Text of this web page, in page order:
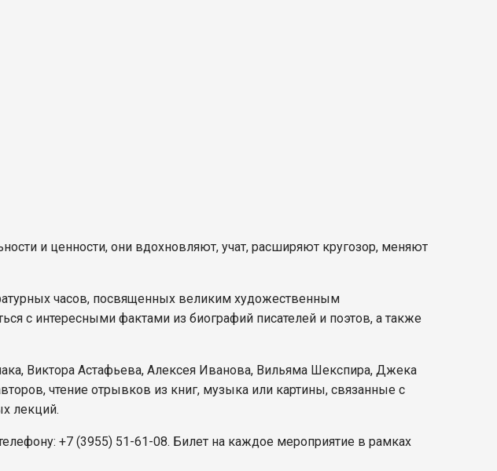
и ценности, они вдохновляют, учат, расширяют кругозор, меняют
часов, посвященных великим художественным
с интересными фактами из биографий писателей и поэтов, а также
Виктора Астафьева, Алексея Иванова, Вильяма Шекспира, Джека
чтение отрывков из книг, музыка или картины, связанные с
лекций.
+7 (3955) 51-61-08. Билет на каждое мероприятие в рамках